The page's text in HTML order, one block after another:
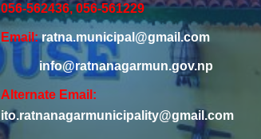
056-562436, 056-561229
Email:ratna.municipal@gmail.com
info@ratnanagarmun.gov.np
Alternate Email:
ito.ratnanagarmunicipality@gmail.com